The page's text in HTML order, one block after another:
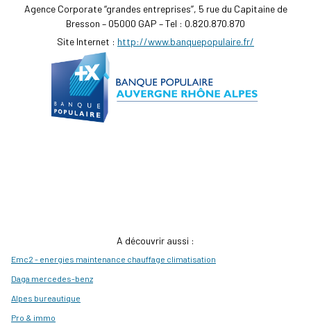
Agence Corporate ‘‘grandes entreprises’’, 5 rue du Capitaine de
Bresson – 05000 GAP – Tel : 0.820.870.870
Site Internet : http://www.banquepopulaire.fr/
A découvrir aussi :
Emc2 - energies maintenance chauffage climatisation
Daga mercedes-benz
Alpes bureautique
Pro & immo